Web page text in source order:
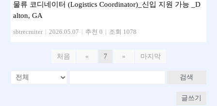
물류 코디네이터 (Logistics Coordinator)_신입 지원 가능 _D
alton, GA
sbtrecruiter | 2026.05.07 | 추천 0 | 조회 1078
처음 « 7 » 마지막
검색
글쓰기